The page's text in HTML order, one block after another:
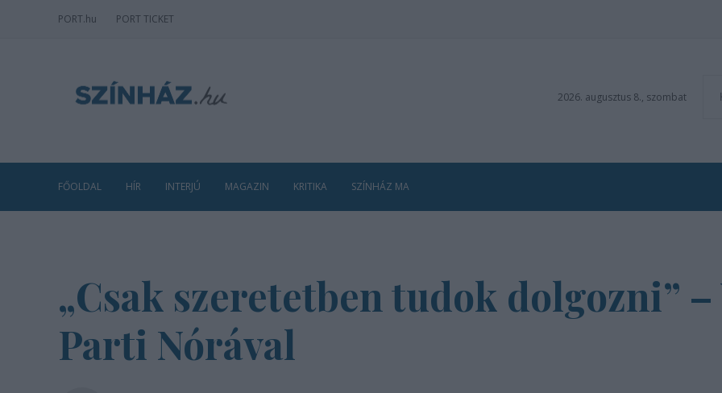
PORT.hu PORT TICKET
2026. augusztus 8., szombat
FŐOLDAL HÍR INTERJÚ MAGAZIN KRITIKA SZÍNHÁZ MA
„Csak szeretetben tudok dolgozni”
Parti Nórával